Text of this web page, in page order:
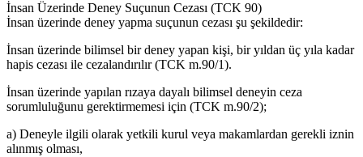
İnsan Üzerinde Deney Suçunun Cezası (TCK 90)
İnsan üzerinde deney yapma suçunun cezası şu şekildedir:
İnsan üzerinde bilimsel bir deney yapan kişi, bir yıldan üç yıla kadar
hapis cezası ile cezalandırılır (TCK m.90/1).
İnsan üzerinde yapılan rızaya dayalı bilimsel deneyin ceza
sorumluluğunu gerektirmemesi için (TCK m.90/2);
a) Deneyle ilgili olarak yetkili kurul veya makamlardan gerekli iznin
alınmış olması,